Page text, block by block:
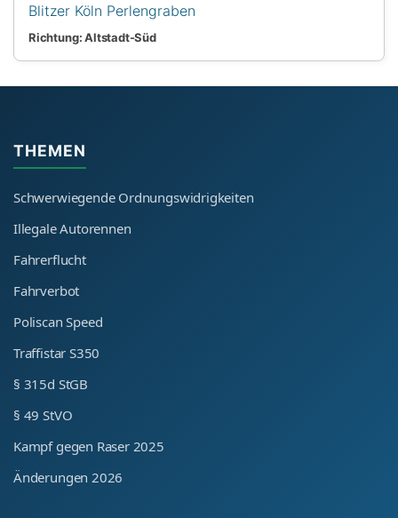
Blitzer Köln Perlengraben
Richtung: Altstadt-Süd
THEMEN
Schwerwiegende Ordnungswidrigkeiten
Illegale Autorennen
Fahrerflucht
Fahrverbot
Poliscan Speed
Traffistar S350
§ 315d StGB
§ 49 StVO
Kampf gegen Raser 2025
Änderungen 2026